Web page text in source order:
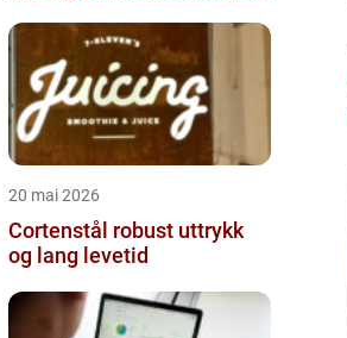
20 mai 2026
Cortenstål robust uttrykk
og lang levetid